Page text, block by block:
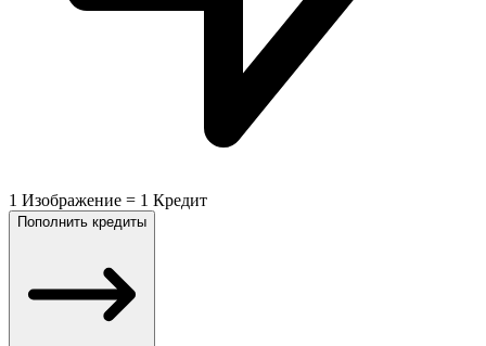
1 Изображение = 1 Кредит
Пополнить кредиты